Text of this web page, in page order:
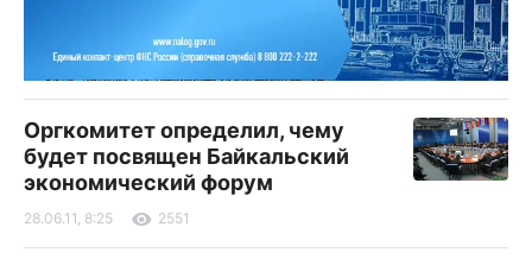
Оргкомитет определил, чему
будет посвящен Байкальский
экономический форум
28.06.11, 8:25 2551